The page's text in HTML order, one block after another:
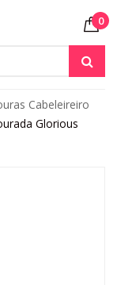
0
Cabeleireiro
Glorious